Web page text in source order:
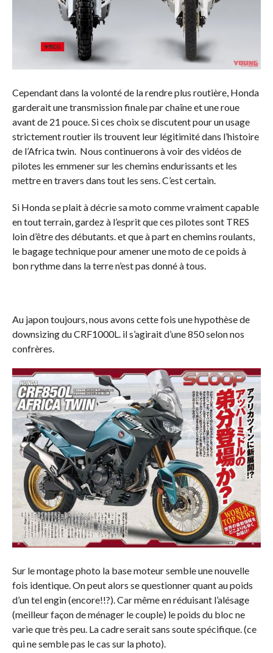
Cependant dans la volonté de la rendre plus routière, Honda
garderait une transmission finale par chaîne et une roue
avant de 21 pouce. Si ces choix se discutent pour un usage
strictement routier ils trouvent leur légitimité dans l’histoire
de l’Africa twin. Nous continuerons à voir des vidéos de
pilotes les emmener sur les chemins endurissants et les
mettre en travers dans tout les sens. C’est certain.
Si Honda se plait à décrie sa moto comme vraiment capable
en tout terrain, gardez à l’esprit que ces pilotes sont TRES
loin d’être des débutants. et que à part en chemins roulants,
le bagage technique pour amener une moto de ce poids à
bon rythme dans la terre n’est pas donné à tous.
Au japon toujours, nous avons cette fois une hypothèse de
downsizing du CRF1000L. il s’agirait d’une 850 selon nos
confrères.
Sur le montage photo la base moteur semble une nouvelle
fois identique. On peut alors se questionner quant au poids
d’un tel engin (encore!!?). Car même en réduisant l’alésage
(meilleur façon de ménager le couple) le poids du bloc ne
varie que très peu. La cadre serait sans soute spécifique. (ce
qui ne semble pas le cas sur la photo).